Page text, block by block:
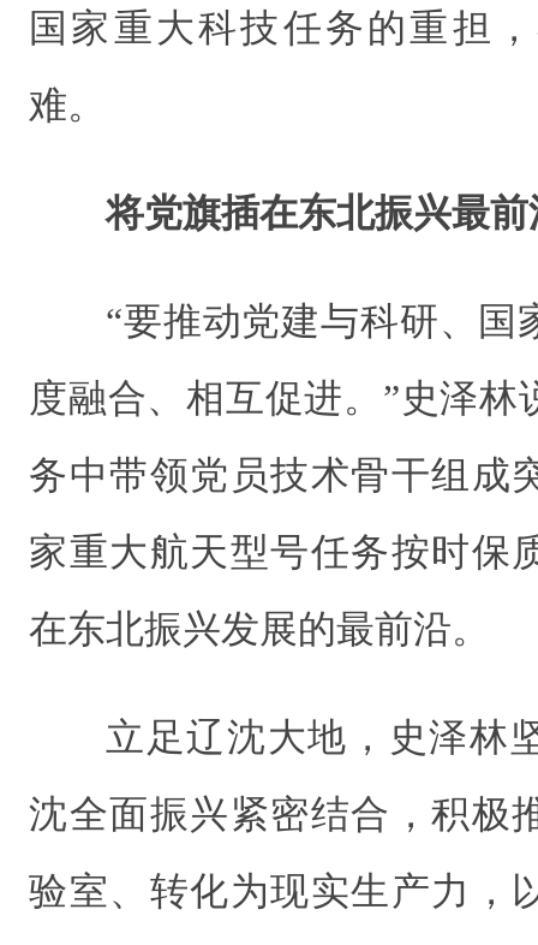
国家重大科技任务的重担
难。
将党旗插在东北振兴最前
“要推动党建与科研、国
度融合、相互促进。”史泽
务中带领党员技术骨干组成
家重大航天型号任务按时保
在东北振兴发展的最前沿。
立足辽沈大地，史泽林
沈全面振兴紧密结合，积极
验室、转化为现实生产力，